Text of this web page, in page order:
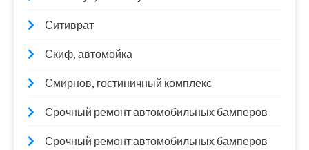
Ситиврат
Скиф, автомойка
Смирнов, гостиничный комплекс
Срочный ремонт автомобильных бамперов
Срочный ремонт автомобильных бамперов